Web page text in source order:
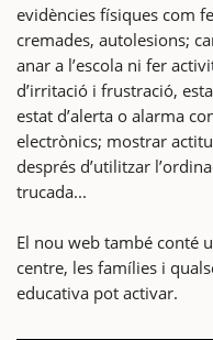
evidències físiques com
cremades, autolesions;
anar a l’escola ni fer
d’irritació i frustració,
estat d’alerta o alarma
electrònics; mostrar
després d’utilitzar
trucada...
El nou web també conté
centre, les famílies i
educativa pot activar.